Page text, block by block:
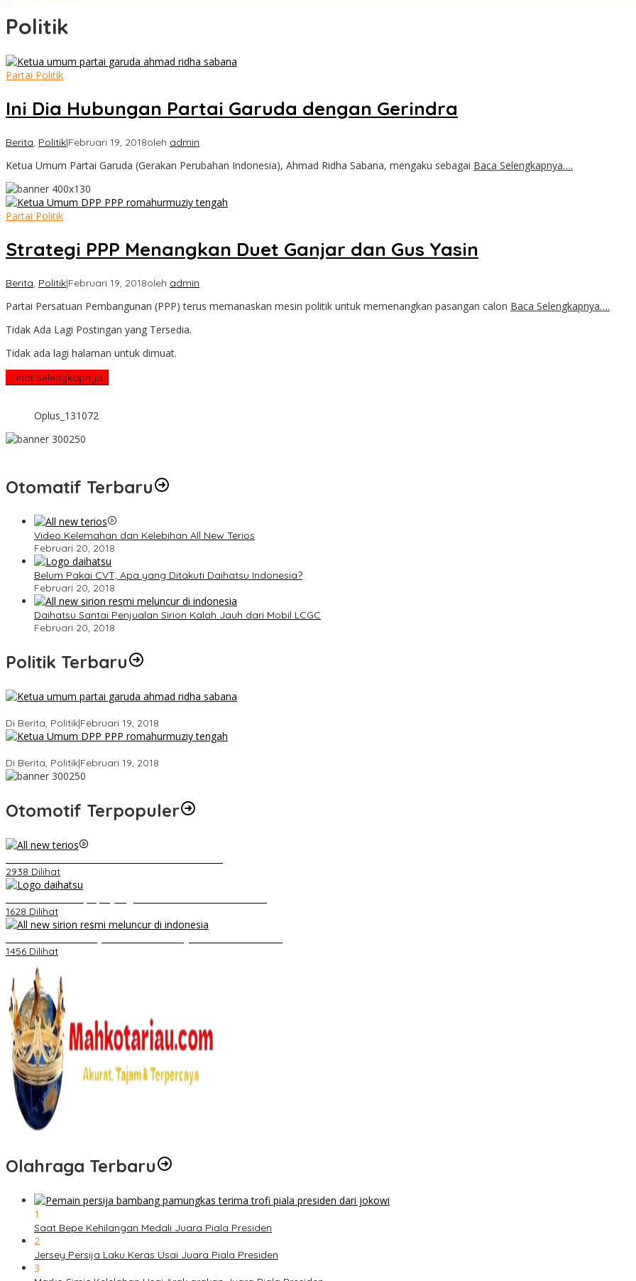
Politik
Partai Politik
Ini Dia Hubungan Partai Garuda dengan Gerindra
Berita, Politik|Februari 19, 2018oleh admin
Ketua Umum Partai Garuda (Gerakan Perubahan Indonesia), Ahmad Ridha Sabana, mengaku sebagai Baca Selengkapnya….
Partai Politik
Strategi PPP Menangkan Duet Ganjar dan Gus Yasin
Berita, Politik|Februari 19, 2018oleh admin
Partai Persatuan Pembangunan (PPP) terus memanaskan mesin politik untuk memenangkan pasangan calon Baca Selengkapnya….
Tidak Ada Lagi Postingan yang Tersedia.
Tidak ada lagi halaman untuk dimuat.
Lihat Selengkapnya
Oplus_131072
Otomatif Terbaru
Video Kelemahan dan Kelebihan All New Terios
Februari 20, 2018
Belum Pakai CVT, Apa yang Ditakuti Daihatsu Indonesia?
Februari 20, 2018
Daihatsu Santai Penjualan Sirion Kalah Jauh dari Mobil LCGC
Februari 20, 2018
Politik Terbaru
Di Berita, Politik|Februari 19, 2018
Di Berita, Politik|Februari 19, 2018
Otomotif Terpopuler
2938 Dilihat
1628 Dilihat
1456 Dilihat
Olahraga Terbaru
1
Saat Bepe Kehilangan Medali Juara Piala Presiden
2
Jersey Persija Laku Keras Usai Juara Piala Presiden
3